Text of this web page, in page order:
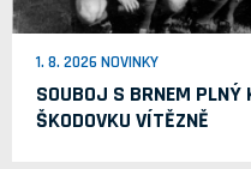
1. 8. 2026 NOVINKY
SOUBOJ S BRNEM PLNÝ
ŠKODOVKU VÍTĚZNĚ